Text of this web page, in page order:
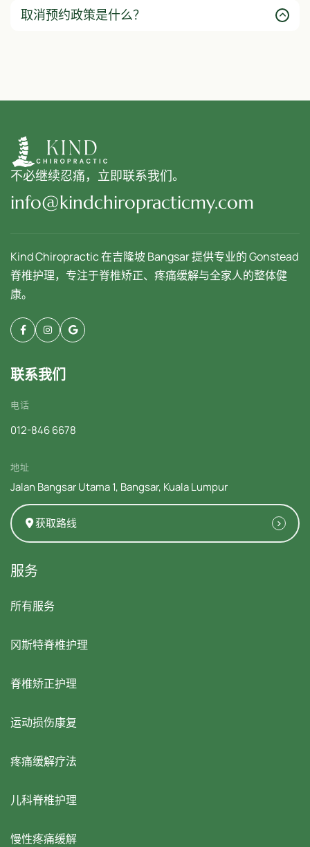
取消预约政策是什么？
不必继续忍痛，立即联系我们。
info@kindchiropracticmy.com
Kind Chiropractic 在吉隆坡 Bangsar 提供专业的 Gonstead
脊椎护理，专注于脊椎矫正、疼痛缓解与全家人的整体健
康。
联系我们
电话
012-846 6678
地址
Jalan Bangsar Utama 1, Bangsar, Kuala Lumpur
获取路线
服务
所有服务
冈斯特脊椎护理
脊椎矫正护理
运动损伤康复
疼痛缓解疗法
儿科脊椎护理
慢性疼痛缓解